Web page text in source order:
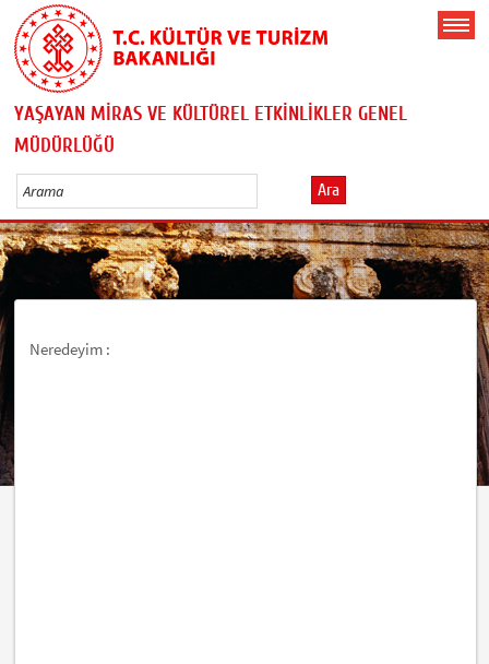
YAŞAYAN MİRAS VE KÜLTÜREL ETKİNLİKLER GENEL
MÜDÜRLÜĞÜ
Ara
Neredeyim :